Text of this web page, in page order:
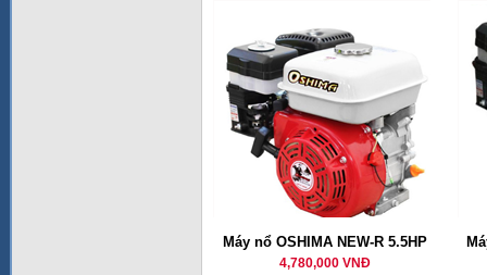
Máy nổ OSHIMA NEW-R 5.5HP
4,780,000 VNĐ